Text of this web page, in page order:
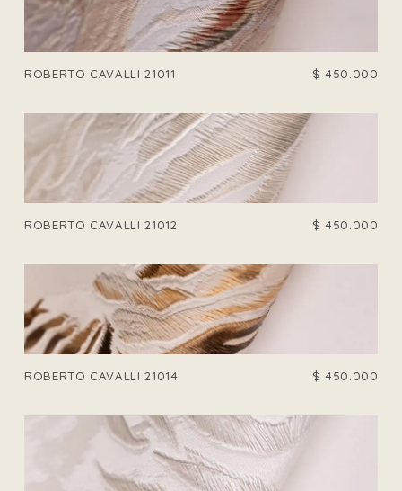
ROBERTO CAVALLI 21011 $ 450.000
ROBERTO CAVALLI 21012 $ 450.000
ROBERTO CAVALLI 21014 $ 450.000